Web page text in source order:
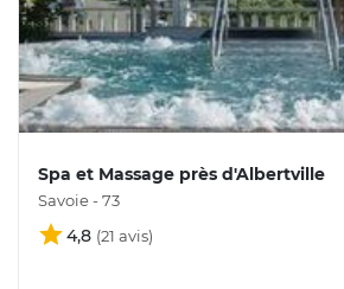
Spa et Massage près d'Albertville
Savoie - 73
4,8